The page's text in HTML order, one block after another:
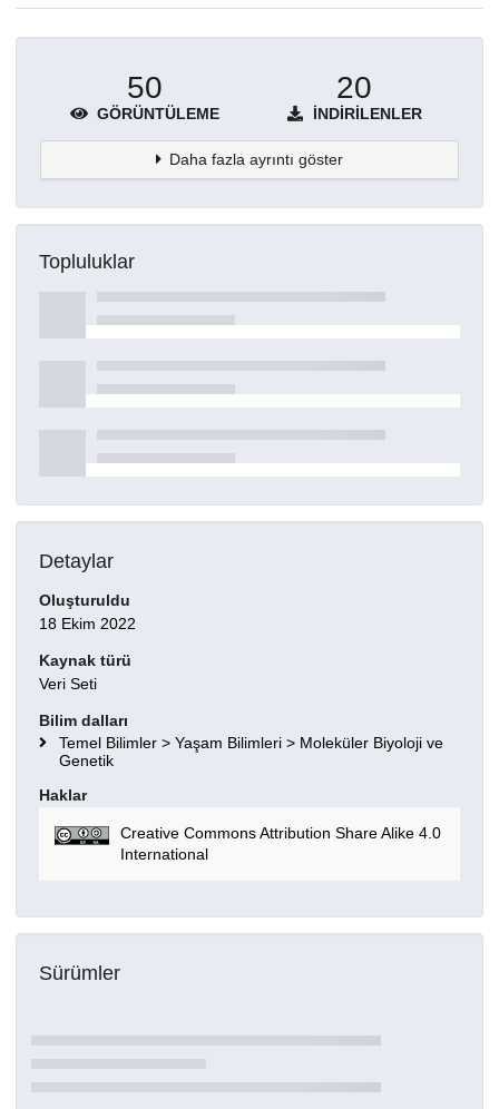
50
GÖRÜNTÜLEME
20
İNDIRILENLER
Daha fazla ayrıntı göster
Topluluklar
Detaylar
Oluşturuldu
18 Ekim 2022
Kaynak türü
Veri Seti
Bilim dalları
Temel Bilimler > Yaşam Bilimleri > Moleküler Biyoloji ve
Genetik
Haklar
Creative Commons Attribution Share Alike 4.0
International
Sürümler